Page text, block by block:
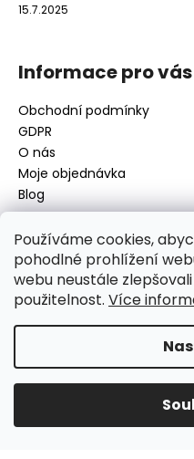
Používáme cookies,
pohodlné prohlížení
webu neustále
použitelnost. Více
15.7.2025
Informace pro vás
Obchodní podmínky
GDPR
O nás
Moje objednávka
Blog
Kontakt
disamsafety@
596 624 947
Sledujte nás na